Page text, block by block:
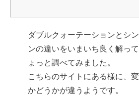
ダブルクォーテーションとシ
ンの違いをいまいち良く解っ
ょっと調べてみました。
こちらのサイトにある様に、
かどうかが違うようです。